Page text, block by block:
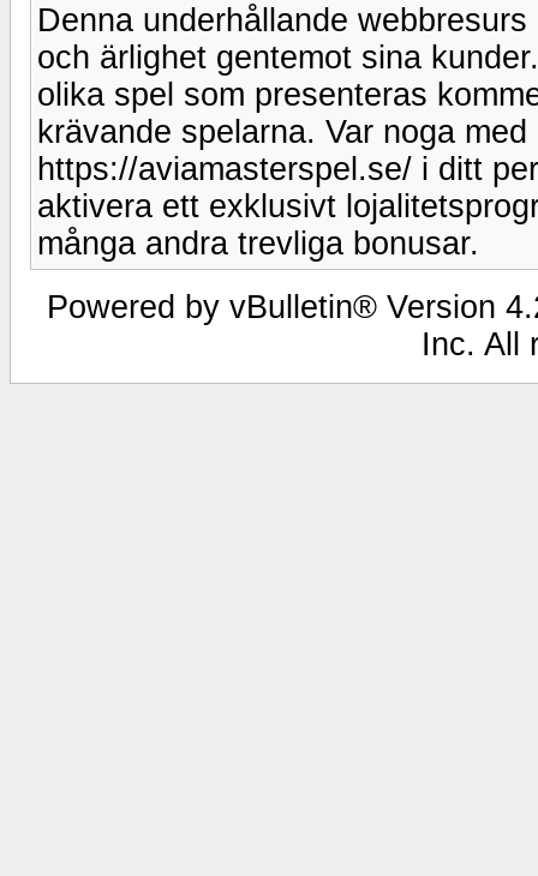
Denna underhållande
och ärlighet gentemot sina
olika spel som presenteras
krävande spelarna. Var noga
https://aviamasterspel.se/ i ditt
aktivera ett exklusivt
många andra trevliga bonusar.
Powered by vBulletin® Version
Inc. All